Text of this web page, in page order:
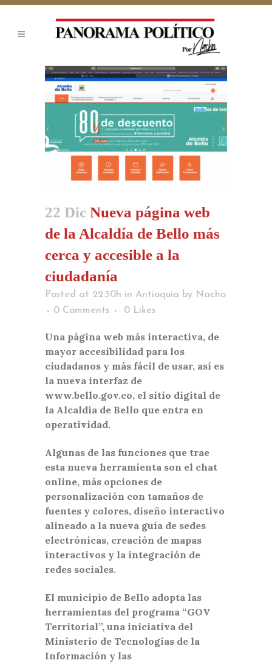
22 Dic Nueva página web
de la Alcaldía de Bello más
cerca y accesible a la
ciudadanía
Posted at 22:30h in Antioquia by Nacho
0 Comments
0 Likes
Una página web más interactiva, de
mayor accesibilidad para los
ciudadanos y más fácil de usar, así es
la nueva interfaz de
www.bello.gov.co, el sitio digital de
la Alcaldía de Bello que entra en
operatividad.
Algunas de las funciones que trae
esta nueva herramienta son el chat
online, más opciones de
personalización con tamaños de
fuentes y colores, diseño interactivo
alineado a la nueva guía de sedes
electrónicas, creación de mapas
interactivos y la integración de
redes sociales.
El municipio de Bello adopta las
herramientas del programa “GOV
Territorial”, una iniciativa del
Ministerio de Tecnologías de la
Información y las